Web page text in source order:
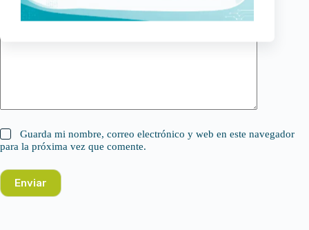
Guarda mi nombre, correo electrónico y web en este navegador
para la próxima vez que comente.
Enviar